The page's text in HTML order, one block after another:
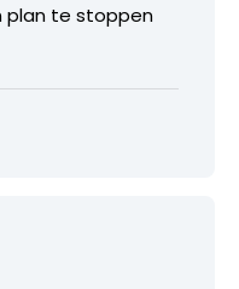
plan te stoppen